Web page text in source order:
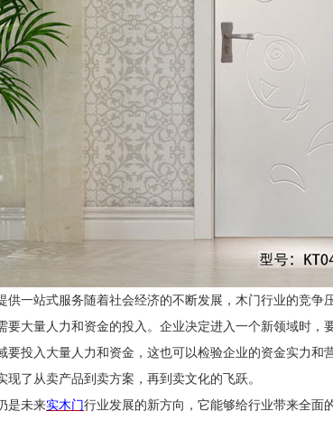
供一站式服务随着社会经济的不断发展，木门行业的竞
要大量人力和资金的投入。企业决定进入一个新领域时，
要投入大量人力和资金，这也可以检验企业的资金实力
现了从卖产品到卖方案，再到卖文化的飞跃。
是未来实木门行业发展的新方向，它能够给行业带来全面